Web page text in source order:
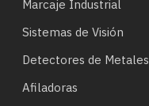
Marcaje Industrial
Sistemas de Visión
Detectores de Metales
Afiladoras